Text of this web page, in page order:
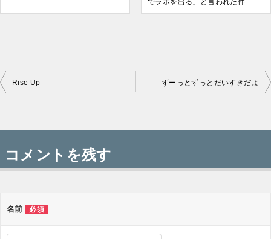
でラボを出る」と言われた件
投
稿
ナ
ゲ
Rise Up ずーっとずっとだいすきだよ
コメントを残す
名前 必須